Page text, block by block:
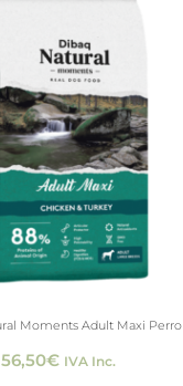
Moments Adult Maxi Perro
56,50€ IVA Inc.